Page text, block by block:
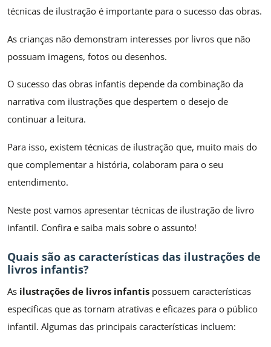
técnicas de ilustração é importante para o sucesso das obras.
As crianças não demonstram interesses por livros que não
possuam imagens, fotos ou desenhos.
O sucesso das obras infantis depende da combinação da
narrativa com ilustrações que despertem o desejo de
continuar a leitura.
Para isso, existem técnicas de ilustração que, muito mais do
que complementar a história, colaboram para o seu
entendimento.
Neste post vamos apresentar técnicas de ilustração de livro
infantil. Confira e saiba mais sobre o assunto!
Quais são as características das ilustrações de
livros infantis?
As ilustrações de livros infantis possuem características
específicas que as tornam atrativas e eficazes para o público
infantil. Algumas das principais características incluem: